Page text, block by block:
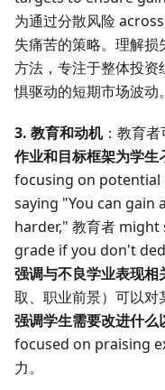
为通过分散风险
失痛苦的策略。理解
方法，专注于整体投
惧驱动的短期市场波动。
3. 教育和动机：教育者
作业和目标框架为学生
focusing on potential
saying "You can gain
harder," 教育者
grade if you don't
强调与不良学业表现相
取、职业前景）可以对
强调学生需要改进什么
focused on praising
力。